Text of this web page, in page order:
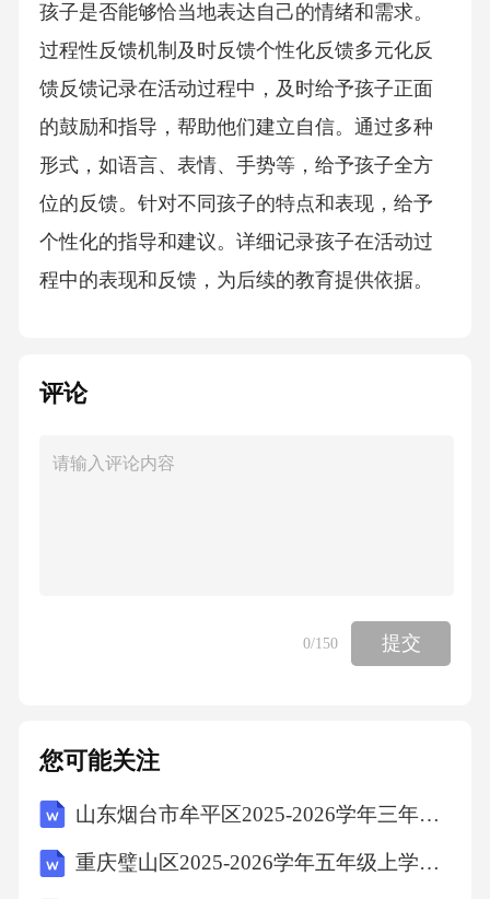
孩子是否能够恰当地表达自己的情绪和需求。
过程性反馈机制及时反馈个性化反馈多元化反
馈反馈记录在活动过程中，及时给予孩子正面
的鼓励和指导，帮助他们建立自信。通过多种
形式，如语言、表情、手势等，给予孩子全方
位的反馈。针对不同孩子的特点和表现，给予
个性化的指导和建议。详细记录孩子在活动过
程中的表现和反馈，为后续的教育提供依据。
子的作品和创作，展示他们的成长历程和成
们在活动中的精彩瞬间，作为珍贵的回忆和成
案绘本教具配套清单经典品德绘本《小猪找朋
友》、《小猫钓鱼》等，通过生动的故事情
卡片，如诚实守信、尊重他人等，用于教学互
动和游戏环节。02角色扮演道具如头饰、服装
等，让孩子们在角色扮演中体验不同的品德行
评论
0/150 提交
您可能关注
山东烟台市牟平区2025-2026学年三年级上学期期末语文试题（文字版含答案）
重庆璧山区2025-2026学年五年级上学期期末语文试卷（文字版含答案）